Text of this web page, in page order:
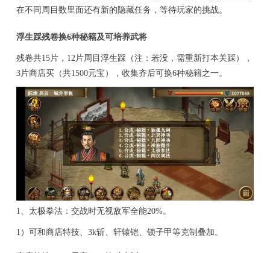
在不同周目数里面还有新的隐藏任务，等待玩家的挑战。
浮生踩残卷换6种秘籍及可培养武将
残卷共15片，12片周目浮生踩（注：若没，需重新打本关踩），
3片商店买（共1500元宝），收集齐后可换6种秘籍之一。
1、太极拳法： 交战时无视敌军全能20%。
1）可和商店特技、3k斩、轩辕铠、锁子甲等克制叠加。